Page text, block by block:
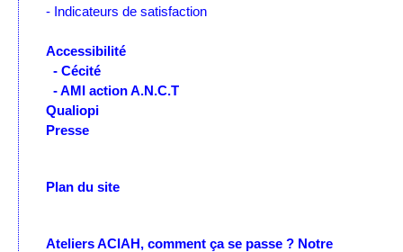
- Indicateurs de satisfaction
Accessibilité
- Cécité
- AMI action A.N.C.T
Qualiopi
Presse
Plan du site
Ateliers ACIAH, comment ça se passe ? Notre